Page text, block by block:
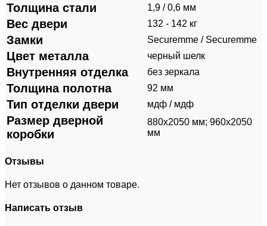
Толщина стали 1,9 / 0,6 мм
Вес двери 132 - 142 кг
Замки Securemme / Securemme
Цвет металла черный шелк
Внутренняя отделка без зеркала
Толщина полотна 92 мм
Тип отделки двери мдф / мдф
Размер дверной
коробки
880х2050 мм; 960х2050
мм
Отзывы
Нет отзывов о данном товаре.
Написать отзыв